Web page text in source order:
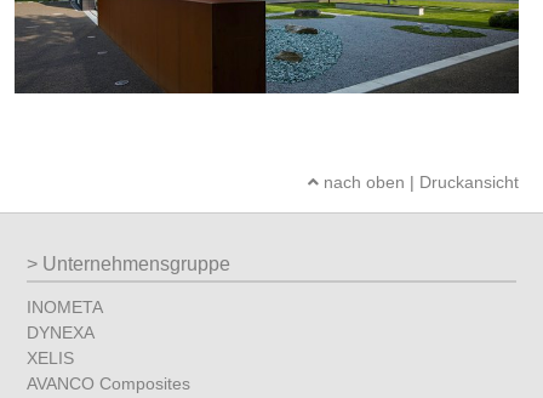
nach oben | Druckansicht
Unternehmensgruppe
INOMETA
DYNEXA
XELIS
AVANCO Composites